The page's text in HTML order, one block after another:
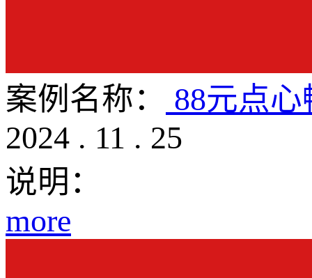
案例名称：
88元点
2024 . 11 . 25
说明：
more